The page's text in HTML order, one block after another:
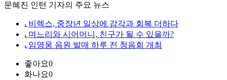
문혜진 인턴 기자의 주요 뉴스
⌞ 비렉스, 중장년 일상에 감각과 회복 더하다
⌞ 며느리와 시어머니, 친구가 될 수 있을까?
⌞ 임영웅 음원 발매 하루 전 청음회 개최
좋아요0
화나요0